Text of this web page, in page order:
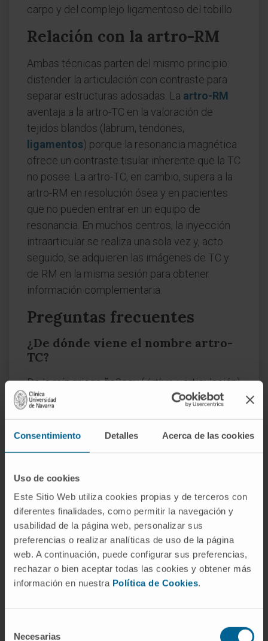
Consentimiento Detalles Acerca de las cookies
Uso de cookies
Este Sitio Web utiliza cookies propias y de terceros con
diferentes finalidades, como permitir la navegación y
usabilidad de la página web, personalizar sus
preferencias o realizar analíticas de uso de la página
web. A continuación, puede configurar sus preferencias,
rechazar o bien aceptar todas las cookies y obtener más
información en nuestra Política de Cookies.
Necesarias
carpo y del complejo ligamentoso del tobillo.
Relación con la artro-RM
Ambas técnicas parten del mismo principio:
distender la articulación con contraste para
separar estructuras adosadas. La artro-RM
aventaja a la artro-TC en la valoración de
tejidos blandos (labrum, tendones,
ligamentos) porque la resonancia magnética
ofrece un contraste tisular inherente que la TC
no posee. La artro-TC, en cambio, supera a la
artro-RM en resolución ósea y en pacientes
que no pueden entrar en un equipo de
resonancia. En muchos centros, la inyección
intraarticular se realiza una sola vez y, acto
seguido, se adquieren las imágenes de TC y
de RM en la misma sesión para obtener
información complementaria.
Preguntas frecuentes
¿De dónde viene el nombre artro-
TC?
De la raíz griega ἄρθρον (árthron, articulación)
y la sigla TC (tomografía computarizada). Es
computarizada.
¿Es lo mismo artro-TC que TAC
No exactamente. Un TAC articular (o TC
articular) es una tomografía de la articulación
sin inyección previa de contraste
intraarticular. La artro-TC incluye siempre una
punción para introducir contraste dentro de la
cavidad articular antes de adquirir las
la artro-RM?